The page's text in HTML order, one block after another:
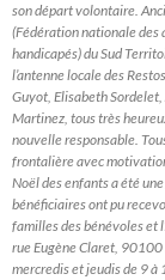
son départ volontaire.
(Fédération nationale des
handicapés) du Sud
l’antenne locale des
Guyot, Elisabeth
Martinez, tous très
nouvelle responsable.
frontalière avec
Noël des enfants a été
bénéficiaires ont pu
familles des bénévoles et
rue Eugène Claret,
mercredis et jeudis de 9